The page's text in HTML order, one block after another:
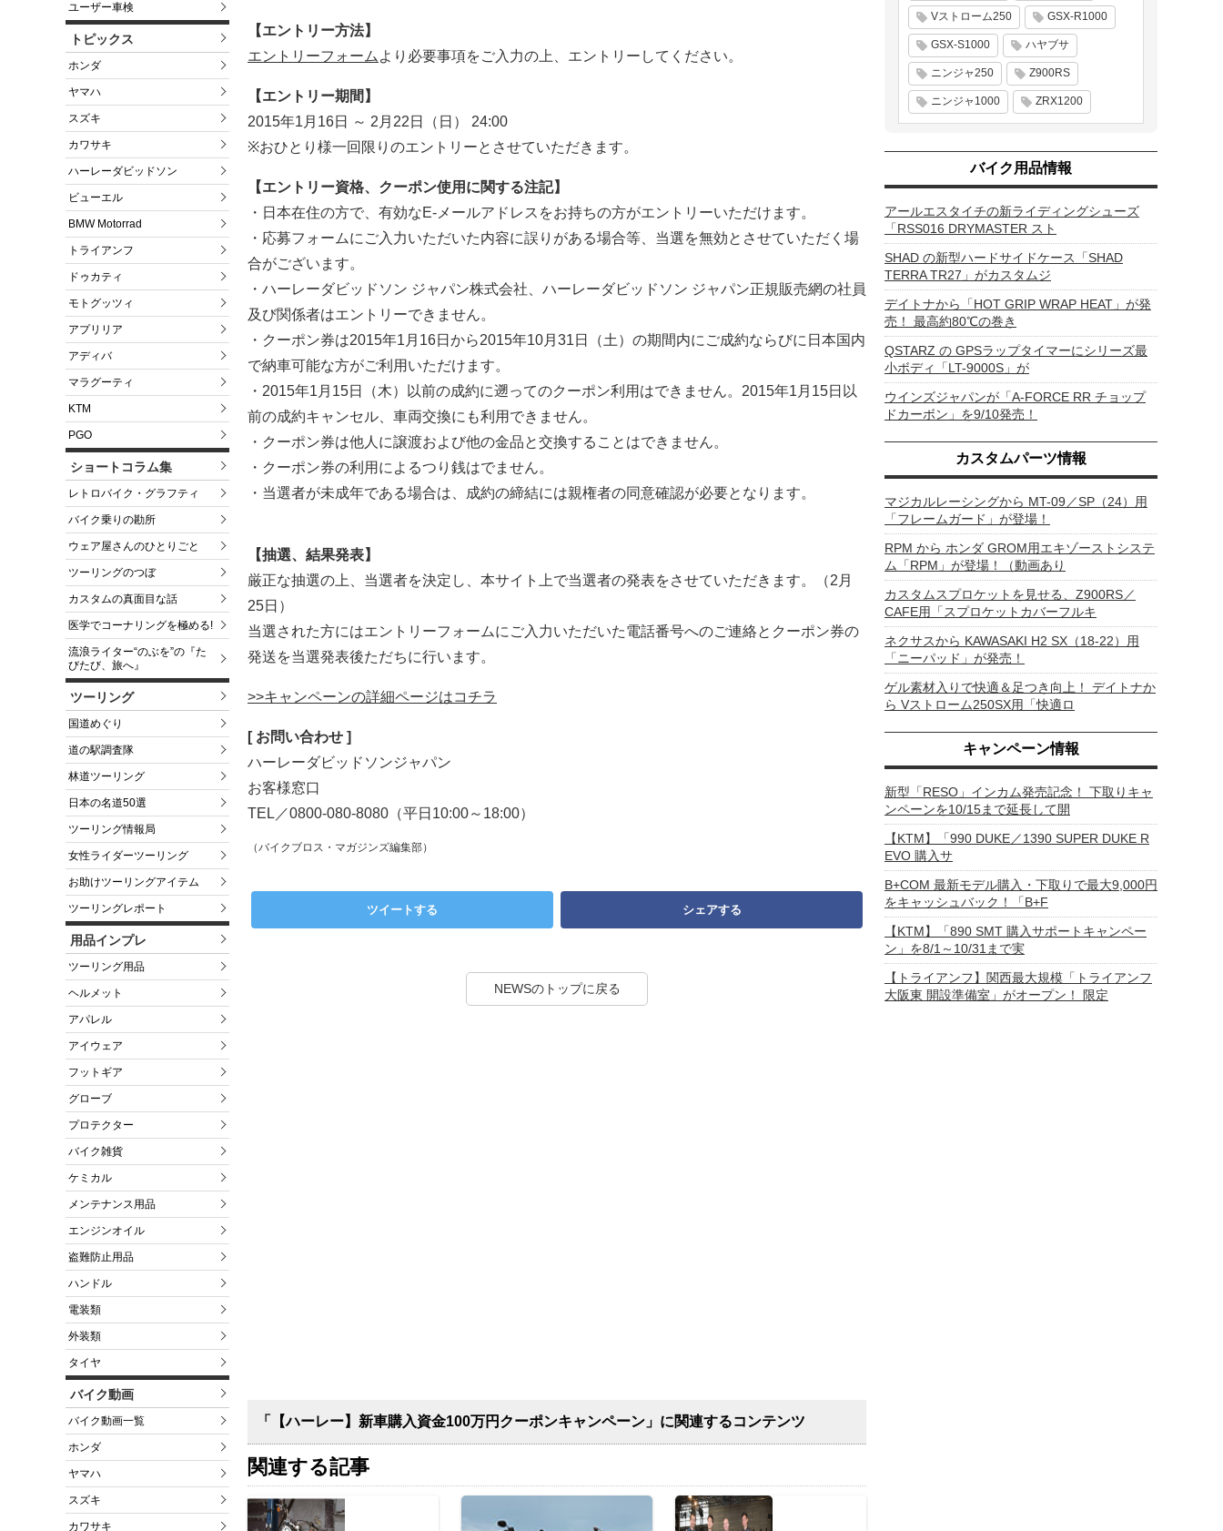
ユーザー車検
トピックス
ホンダ
ヤマハ
スズキ
カワサキ
ハーレーダビッドソン
ビューエル
BMW Motorrad
トライアンフ
ドゥカティ
モトグッツィ
アプリリア
アディバ
マラグーティ
KTM
PGO
ショートコラム集
レトロバイク・グラフティ
バイク乗りの勘所
ウェア屋さんのひとりごと
ツーリングのつぼ
カスタムの真面目な話
医学でコーナリングを極める!
流浪ライター“のぶを”の『た
びたび、旅へ』
ツーリング
国道めぐり
道の駅調査隊
林道ツーリング
日本の名道50選
ツーリング情報局
女性ライダーツーリング
お助けツーリングアイテム
ツーリングレポート
用品インプレ
ツーリング用品
ヘルメット
アパレル
アイウェア
フットギア
グローブ
プロテクター
バイク雑貨
ケミカル
メンテナンス用品
エンジンオイル
盗難防止用品
ハンドル
電装類
外装類
タイヤ
バイク動画
バイク動画一覧
ホンダ
ヤマハ
スズキ
カワサキ
【エントリー方法】
エントリーフォーム より必要事項をご入力の上、エントリーしてください。
【エントリー期間】
2015年1月16日 ～ 2月22日（日） 24:00
※おひとり様一回限りのエントリーとさせていただきます。
【エントリー資格、クーポン使用に関する注記】
・日本在住の方で、有効なE-メールアドレスをお持ちの方がエントリーいただけます。
・応募フォームにご入力いただいた内容に誤りがある場合等、当選を無効とさせていただく場
合がございます。
・ハーレーダビッドソン ジャパン株式会社、ハーレーダビッドソン ジャパン正規販売網の社員
及び関係者はエントリーできません。
・クーポン券は2015年1月16日から2015年10月31日（土）の期間内にご成約ならびに日本国内
で納車可能な方がご利用いただけます。
・2015年1月15日（木）以前の成約に遡ってのクーポン利用はできません。2015年1月15日以
前の成約キャンセル、車両交換にも利用できません。
・クーポン券は他人に譲渡および他の金品と交換することはできません。
・クーポン券の利用によるつり銭はでません。
・当選者が未成年である場合は、成約の締結には親権者の同意確認が必要となります。
【抽選、結果発表】
厳正な抽選の上、当選者を決定し、本サイト上で当選者の発表をさせていただきます。（2月
25日）
当選された方にはエントリーフォームにご入力いただいた電話番号へのご連絡とクーポン券の
発送を当選発表後ただちに行います。
>>キャンペーンの詳細ページはコチラ
[ お問い合わせ ]
ハーレーダビッドソンジャパン
お客様窓口
TEL／0800-080-8080（平日10:00～18:00）
（バイクブロス・マガジンズ編集部）
ツイートする シェアする
NEWSのトップに戻る
「【ハーレー】新車購入資金100万円クーポンキャンペーン」に関連するコンテンツ
関連する記事
Vストローム250 GSX-R1000
GSX-S1000 ハヤブサ
ニンジャ250 Z900RS
ニンジャ1000 ZRX1200
バイク用品情報
アールエスタイチの新ライディングシューズ
「RSS016 DRYMASTER スト
SHAD の新型ハードサイドケース「SHAD
TERRA TR27」がカスタムジ
デイトナから「HOT GRIP WRAP HEAT」が発
売！ 最高約80℃の巻き
QSTARZ の GPSラップタイマーにシリーズ最
小ボディ「LT-9000S」が
ウインズジャパンが「A-FORCE RR チョップ
ドカーボン」を9/10発売！
カスタムパーツ情報
マジカルレーシングから MT-09／SP（24）用
「フレームガード」が登場！
RPM から ホンダ GROM用エキゾーストシステ
ム「RPM」が登場！（動画あり
カスタムスプロケットを見せる、Z900RS／
CAFE用「スプロケットカバーフルキ
ネクサスから KAWASAKI H2 SX（18-22）用
「ニーパッド」が発売！
ゲル素材入りで快適＆足つき向上！ デイトナか
ら Vストローム250SX用「快適ロ
キャンペーン情報
新型「RESO」インカム発売記念！ 下取りキャ
ンペーンを10/15まで延長して開
【KTM】「990 DUKE／1390 SUPER DUKE R
EVO 購入サ
B+COM 最新モデル購入・下取りで最大9,000円
をキャッシュバック！「B+F
【KTM】「890 SMT 購入サポートキャンペー
ン」を8/1～10/31まで実
【トライアンフ】関西最大規模「トライアンフ
大阪東 開設準備室」がオープン！ 限定